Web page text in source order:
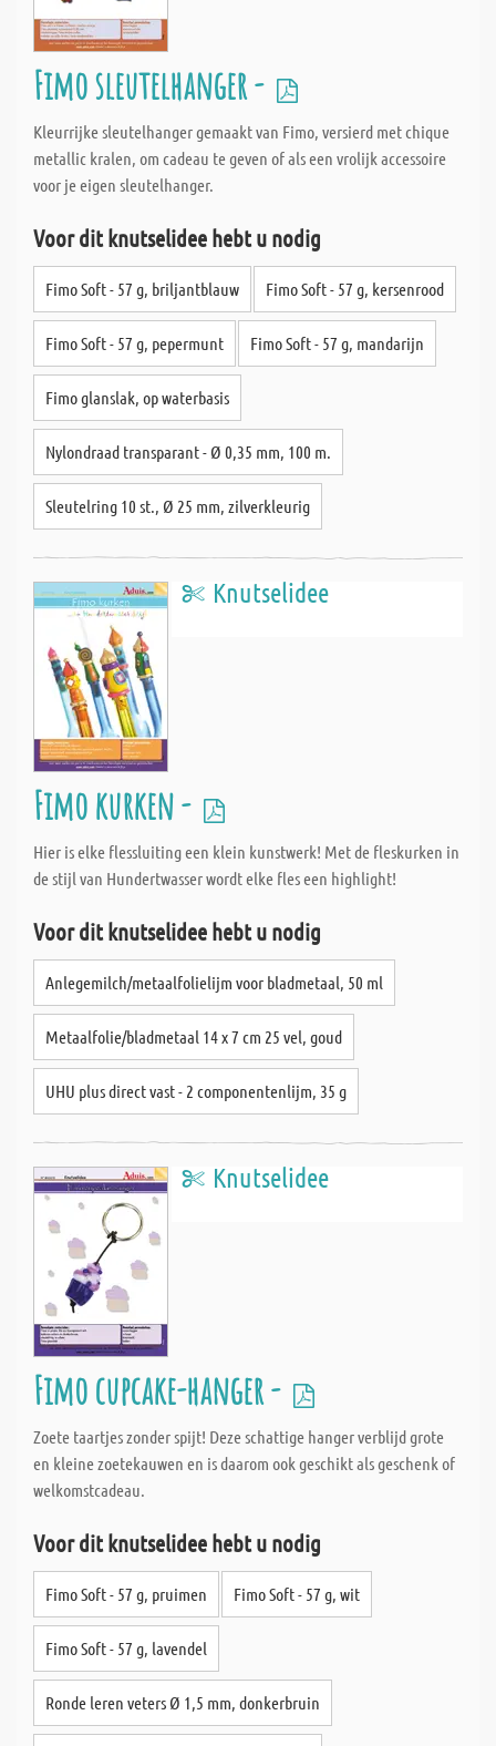
Fimo sleutelhanger -
Kleurrijke sleutelhanger gemaakt van Fimo, versierd met chique
metallic kralen, om cadeau te geven of als een vrolijk accessoire
voor je eigen sleutelhanger.
Voor dit knutselidee hebt u nodig
Fimo Soft - 57 g, briljantblauw Fimo Soft - 57 g, kersenrood
Fimo Soft - 57 g, pepermunt Fimo Soft - 57 g, mandarijn
Fimo glanslak, op waterbasis
Nylondraad transparant - Ø 0,35 mm, 100 m.
Sleutelring 10 st., Ø 25 mm, zilverkleurig
Knutselidee
Fimo kurken -
Hier is elke flessluiting een klein kunstwerk! Met de fleskurken in
de stijl van Hundertwasser wordt elke fles een highlight!
Voor dit knutselidee hebt u nodig
Anlegemilch/metaalfolielijm voor bladmetaal, 50 ml
Metaalfolie/bladmetaal 14 x 7 cm 25 vel, goud
UHU plus direct vast - 2 componentenlijm, 35 g
Knutselidee
Fimo cupcake-hanger -
Zoete taartjes zonder spijt! Deze schattige hanger verblijd grote
en kleine zoetekauwen en is daarom ook geschikt als geschenk of
welkomstcadeau.
Voor dit knutselidee hebt u nodig
Fimo Soft - 57 g, pruimen Fimo Soft - 57 g, wit
Fimo Soft - 57 g, lavendel
Ronde leren veters Ø 1,5 mm, donkerbruin